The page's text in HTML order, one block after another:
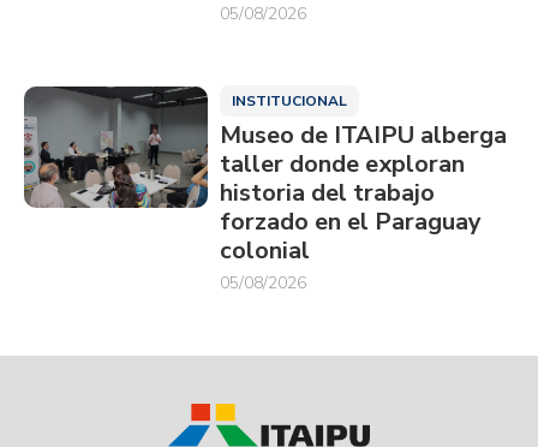
05/08/2026
INSTITUCIONAL
Museo de ITAIPU alberga
taller donde exploran
historia del trabajo
forzado en el Paraguay
colonial
05/08/2026